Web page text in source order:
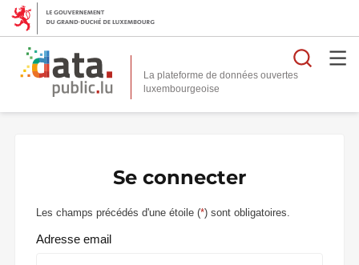
La plateforme de données ouvertes
Se connecter
Les champs précédés d'une étoile (*) sont obligatoires.
Adresse email